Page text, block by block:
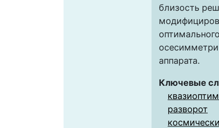
близость
аппарата.
Ключевые
разворот